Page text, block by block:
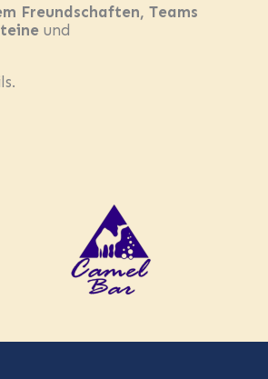
Freundschaften, Teams
und